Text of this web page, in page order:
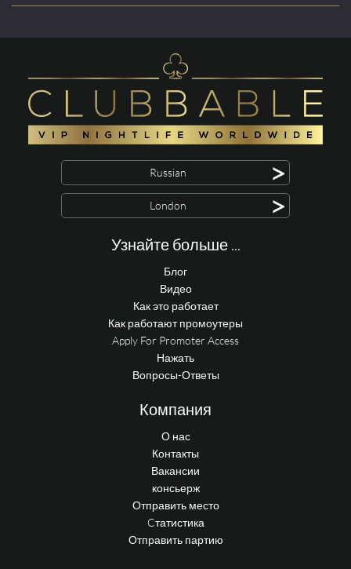
Russian >
London >
Узнайте больше ...
Блог
Видео
Как это работает
Как работают промоутеры
Apply For Promoter Access
Нажать
Вопросы-Ответы
Компания
О нас
Контакты
Вакансии
консьерж
Отправить место
Cтатистика
Отправить партию